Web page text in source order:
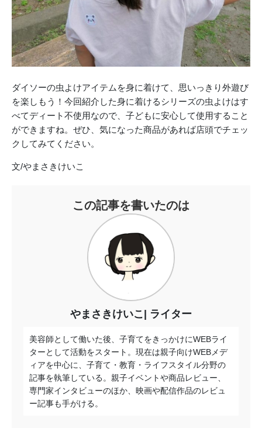
ダイソーの虫よけアイテムを身に着けて、思いっきり外遊び
を楽しもう！今回紹介した身に着けるシリーズの虫よけはす
べてディート不使用なので、子どもに安心して使用すること
ができますね。ぜひ、気になった商品があれば店頭でチェッ
クしてみてください。
文/やまさきけいこ
この記事を書いたのは
やまさきけいこ ライター
美容師として働いた後、子育てをきっかけにWEBライ
ターとして活動をスタート。現在は親子向けWEBメデ
ィアを中心に、子育て・教育・ライフスタイル分野の
記事を執筆している。親子イベントや商品レビュー、
専門家インタビューのほか、映画や配信作品のレビュ
ー記事も手がける。